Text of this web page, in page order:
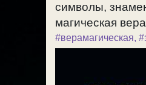
символы,
магическая
#верамагическая,